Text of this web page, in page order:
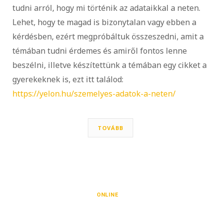
tudni arról, hogy mi történik az adataikkal a neten.
Lehet, hogy te magad is bizonytalan vagy ebben a
kérdésben, ezért megpróbáltuk összeszedni, amit a
témában tudni érdemes és amiről fontos lenne
beszélni, illetve készítettünk a témában egy cikket a
gyerekeknek is, ezt itt találod:
https://yelon.hu/szemelyes-adatok-a-neten/
TOVÁBB
ONLINE